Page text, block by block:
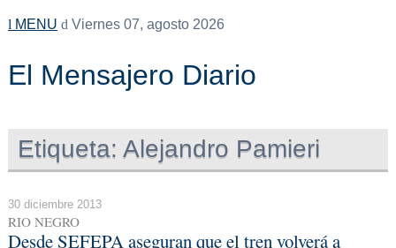
MENU Viernes 07, agosto 2026
El Mensajero Diario
Etiqueta: Alejandro Pamieri
30 diciembre 2013
RIO NEGRO
Desde SEFEPA aseguran que el tren volverá a